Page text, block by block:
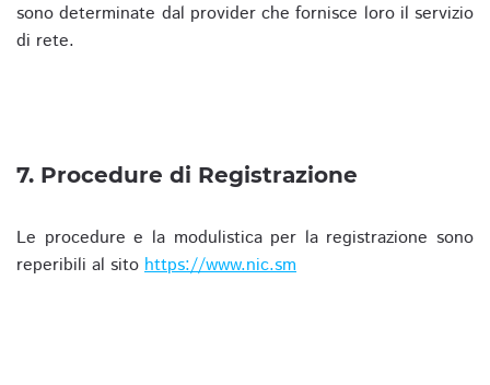
sono determinate dal provider che fornisce loro il servizio
di rete.
7. Procedure di Registrazione
Le procedure e la modulistica per la registrazione sono
reperibili al sito https://www.nic.sm